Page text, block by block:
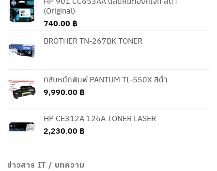
(Original)
740.00 ฿
BROTHER TN-267BK TONER
ตลับหมึกพิมพ์ PANTUM TL-550X สีดำ
9,990.00 ฿
HP CE312A 126A TONER LASER
2,230.00 ฿
ข่าวสาร IT / บทความ